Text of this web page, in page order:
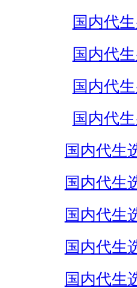
国内代
国内代
国内代
国内代
国内代生
国内代生
国内代生
国内代生
国内代生